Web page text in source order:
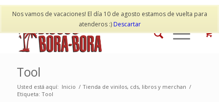
Nos vamos de vacaciones! El día 10 de agosto estamos de vuelta para
atenderos :)Descartar
Mi cuenta Contacto
Tool
Usted está aquí: Inicio / Tienda de vinilos, cds, libros y merchan /
Etiqueta: Tool